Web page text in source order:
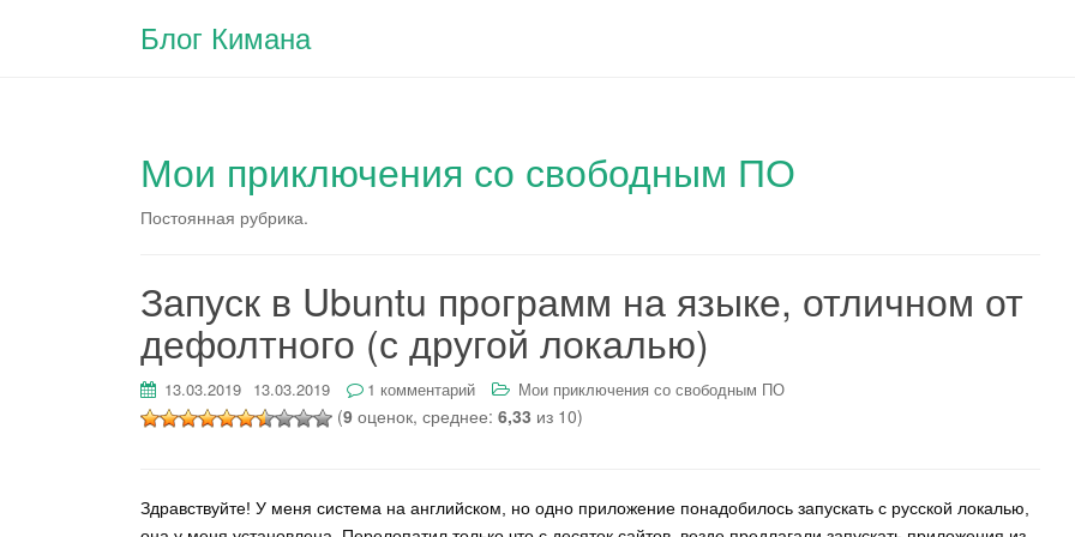
Блог Кимана
Мои приключения со свободным ПО
Постоянная рубрика.
Запуск в Ubuntu программ на языке, отличном от
дефолтного (с другой локалью)
13.03.2019 13.03.2019 1 комментарий Мои приключения со свободным ПО
(9 оценок, среднее: 6,33 из 10)
Здравствуйте! У меня система на английском, но одно приложение понадобилось запускать с русской локалью,